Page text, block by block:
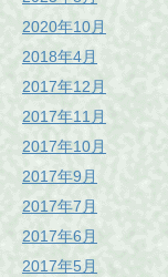
2020年10月
2018年4月
2017年12月
2017年11月
2017年10月
2017年9月
2017年7月
2017年6月
2017年5月